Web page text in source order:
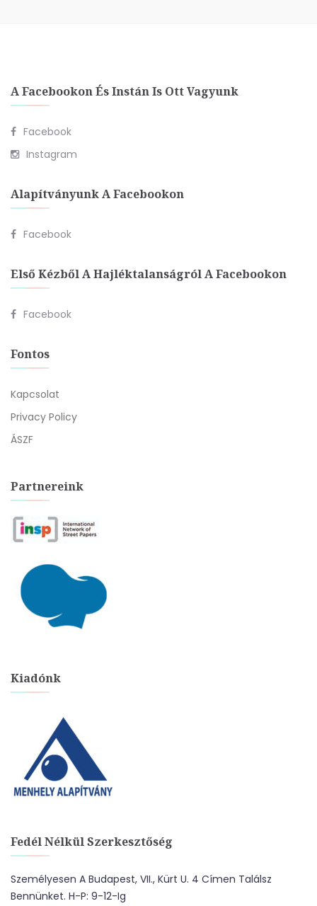
A Facebookon És Instán Is Ott Vagyunk
Facebook
Instagram
Alapítványunk A Facebookon
Facebook
Első Kézből A Hajléktalanságról A Facebookon
Facebook
Fontos
Kapcsolat
Privacy Policy
ÁSZF
Partnereink
Kiadónk
Fedél Nélkül Szerkesztőség
Személyesen A Budapest, VII., Kürt U. 4 Címen Találsz
Bennünket. H-P: 9-12-Ig